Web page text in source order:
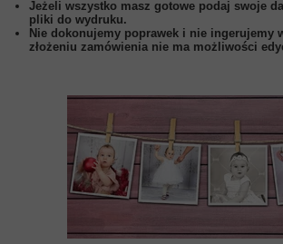
Jeżeli wszystko masz gotowe podaj swoje
pliki do wydruku.
Nie dokonujemy poprawek i nie ingerujemy
złożeniu zamówienia nie ma możliwości